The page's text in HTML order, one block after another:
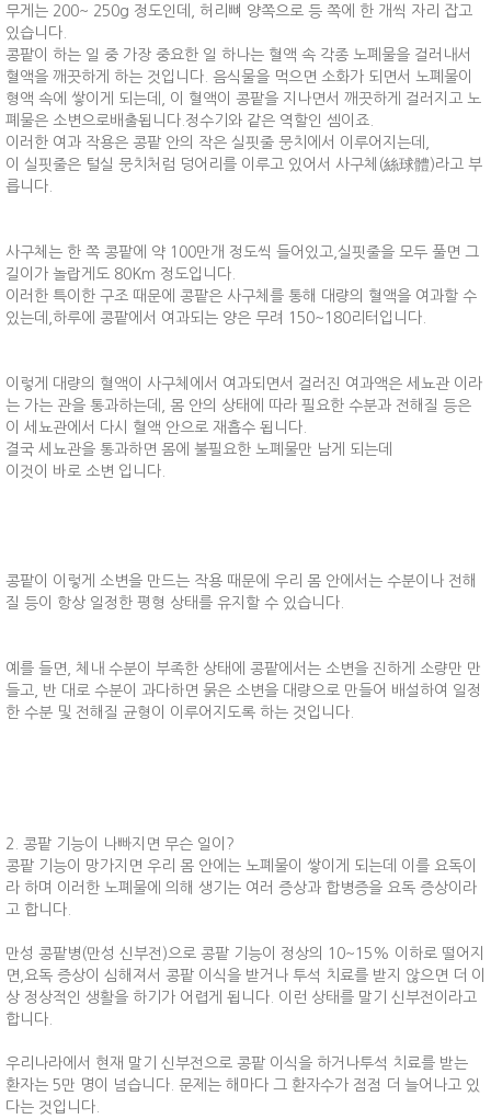
무게는 200~ 250g 정도인데, 허리뼈 양쪽으로 등 쪽에 한 개씩 자리 잡고
있습니다.
콩팥이 하는 일 중 가장 중요한 일 하나는 혈액 속 각종 노폐물을 걸러내서
혈액을 깨끗하게 하는 것입니다. 음식물을 먹으면 소화가 되면서 노폐물이
형액 속에 쌓이게 되는데, 이 혈액이 콩팥을 지나면서 깨끗하게 걸러지고 노
폐물은 소변으로배출됩니다.정수기와 같은 역할인 셈이죠.
이러한 여과 작용은 콩팥 안의 작은 실핏줄 뭉치에서 이루어지는데,
이 실핏줄은 털실 뭉치처럼 덩어리를 이루고 있어서 사구체(絲球體)라고 부
릅니다.
사구체는 한 쪽 콩팥에 약 100만개 정도씩 들어있고,실핏줄을 모두 풀면 그
길이가 놀랍게도 80Km 정도입니다.
이러한 특이한 구조 때문에 콩팥은 사구체를 통해 대량의 혈액을 여과할 수
있는데,하루에 콩팥에서 여과되는 양은 무려 150~180리터입니다.
이렇게 대량의 혈액이 사구체에서 여과되면서 걸러진 여과액은 세뇨관 이라
는 가는 관을 통과하는데, 몸 안의 상태에 따라 필요한 수분과 전해질 등은
이 세뇨관에서 다시 혈액 안으로 재흡수 됩니다.
결국 세뇨관을 통과하면 몸에 불필요한 노폐물만 남게 되는데
이것이 바로 소변 입니다.
콩팥이 이렇게 소변을 만드는 작용 때문에 우리 몸 안에서는 수분이나 전해
질 등이 항상 일정한 평형 상태를 유지할 수 있습니다.
예를 들면, 체내 수분이 부족한 상태에 콩팥에서는 소변을 진하게 소량만 만
들고, 반 대로 수분이 과다하면 묽은 소변을 대량으로 만들어 배설하여 일정
한 수분 및 전해질 균형이 이루어지도록 하는 것입니다.
2. 콩팥 기능이 나빠지면 무슨 일이?
콩팥 기능이 망가지면 우리 몸 안에는 노폐물이 쌓이게 되는데 이를 요독이
라 하며 이러한 노폐물에 의해 생기는 여러 증상과 합병증을 요독 증상이라
고 합니다.
만성 콩팥병(만성 신부전)으로 콩팥 기능이 정상의 10~15% 이하로 떨어지
면,요독 증상이 심해져서 콩팥 이식을 받거나 투석 치료를 받지 않으면 더 이
상 정상적인 생활을 하기가 어렵게 됩니다. 이런 상태를 말기 신부전이라고
합니다.
우리나라에서 현재 말기 신부전으로 콩팥 이식을 하거나투석 치료를 받는
환자는 5만 명이 넘습니다. 문제는 해마다 그 환자수가 점점 더 늘어나고 있
다는 것입니다.